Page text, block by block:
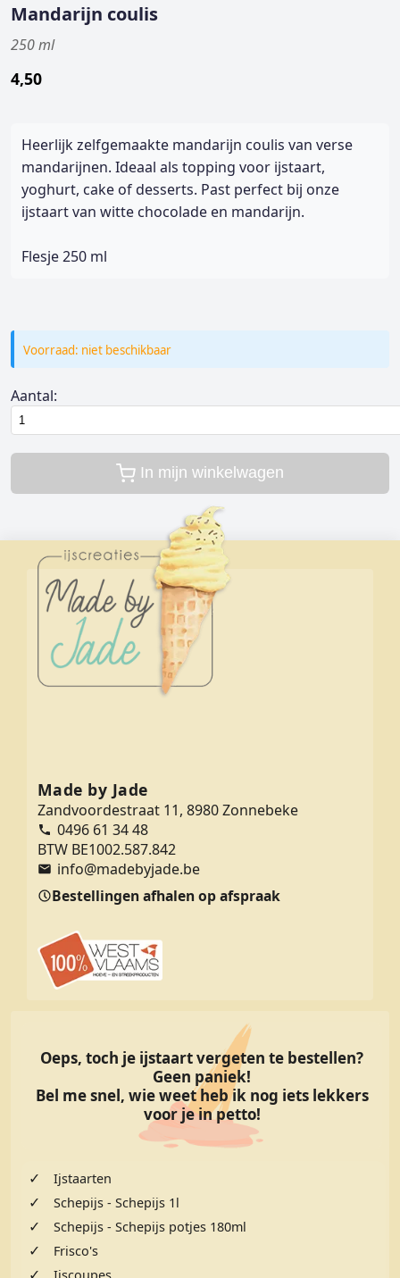
Mandarijn coulis
250 ml
4,50
Heerlijk zelfgemaakte mandarijn coulis van verse
mandarijnen. Ideaal als topping voor ijstaart,
yoghurt, cake of desserts. Past perfect bij onze
ijstaart van witte chocolade en mandarijn.
Flesje 250 ml
Voorraad: niet beschikbaar
Aantal:
In mijn winkelwagen
Made by Jade
Zandvoordestraat 11, 8980 Zonnebeke
0496 61 34 48
BTW BE1002.587.842
info@madebyjade.be
Bestellingen afhalen op afspraak
Oeps, toch je ijstaart vergeten te bestellen?
Geen paniek!
Bel me snel, wie weet heb ik nog iets lekkers
voor je in petto!
✓ Ijstaarten
✓ Schepijs - Schepijs 1l
✓ Schepijs - Schepijs potjes 180ml
✓ Frisco's
✓ Ijscoupes